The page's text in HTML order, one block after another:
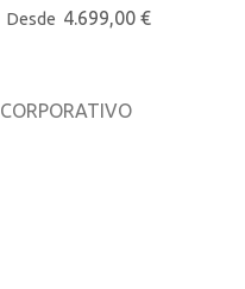
Desde 4.699,00 €
CORPORATIVO